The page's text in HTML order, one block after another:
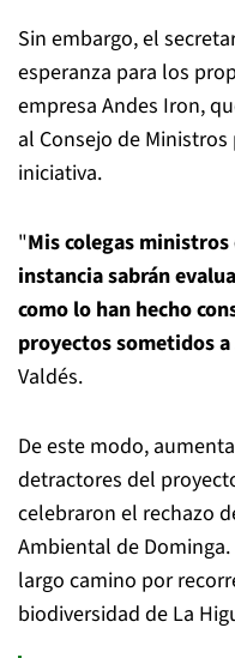
Sin embargo, el
esperanza para los
empresa Andes Iron,
al Consejo de
iniciativa.
"Mis colegas
instancia sabrán
como lo han hecho
proyectos sometidos
Valdés.
De este modo,
detractores del
celebraron el rechazo
Ambiental de
largo camino por
biodiversidad de La